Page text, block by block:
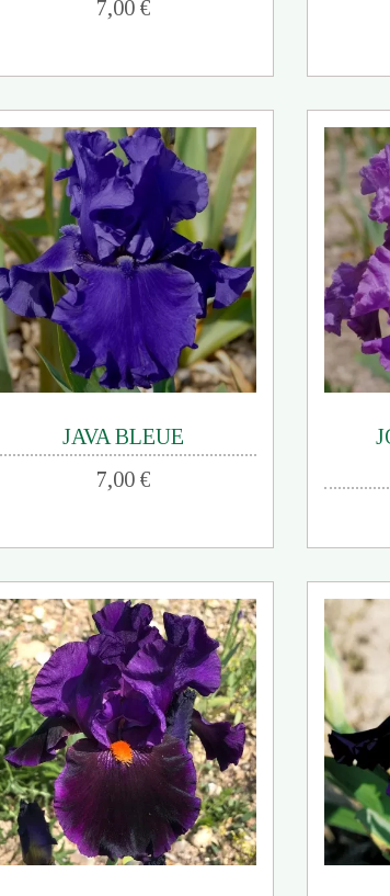
7,00 €
JAVA BLEUE
7,00 €